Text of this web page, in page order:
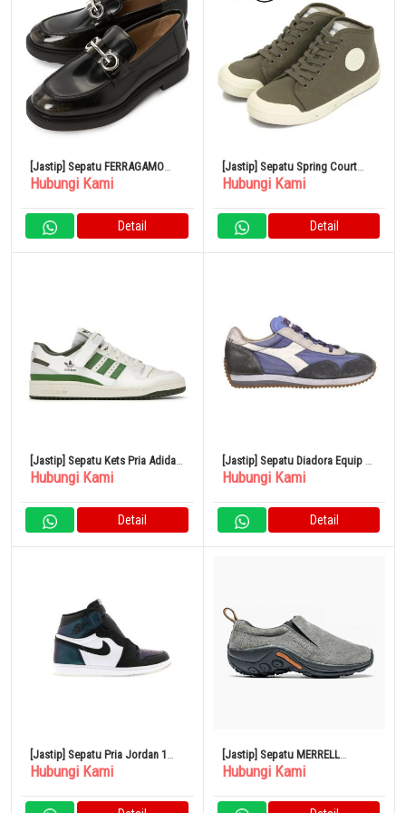
[Jastip] Sepatu FERRAGAMO
GALLES SPARROW 0758380
Hubungi Kami
Detail
[Jastip] Sepatu Spring Court
B2S-1HC B2-1040 Kanvas Berat
Hubungi Kami
Detail
[Jastip] Sepatu Kets Pria Adidas
Forum 84 Rendah 31cm Crew
Hubungi Kami
Detail
[Jastip] Sepatu Diadora Equip H
Dirty Stone Wash Evo Lace Up
Hubungi Kami
Detail
[Jastip] Sepatu Pria Jordan 1
Retro 28,5cm All-Star Chameleon
Hubungi Kami
[Jastip] Sepatu MERRELL
JUNGLE MOC Wanita 25cm
Hubungi Kami